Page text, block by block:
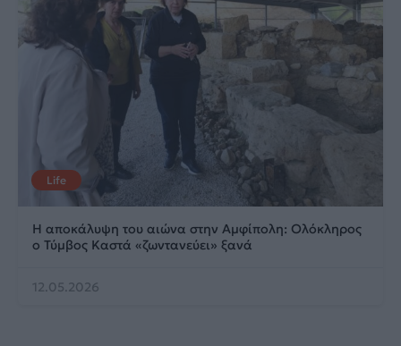
Life
Η αποκάλυψη του αιώνα στην Αμφίπολη: Ολόκληρος
ο Τύμβος Καστά «ζωντανεύει» ξανά
12.05.2026